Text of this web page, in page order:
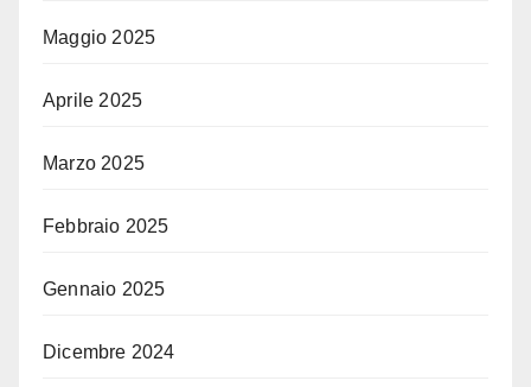
Maggio 2025
Aprile 2025
Marzo 2025
Febbraio 2025
Gennaio 2025
Dicembre 2024